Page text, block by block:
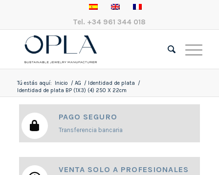
Tel. +34 961 344 018
Tú estás aquí: Inicio / AG / Identidad de plata
/
Identidad de plata BP (1X3) (4) 250 X 22cm
PAGO SEGURO
Transferencia bancaria
VENTA SOLO A PROFESIONALES